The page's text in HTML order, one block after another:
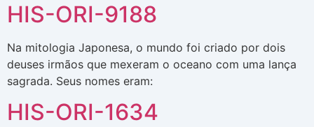
HIS-ORI-9188
Na mitologia Japonesa, o mundo foi criado por dois
deuses irmãos que mexeram o oceano com uma lança
sagrada. Seus nomes eram:
HIS-ORI-1634